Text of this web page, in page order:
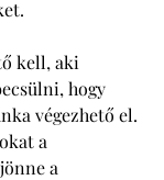
kell, aki
hogy
végezhető el.
a
a